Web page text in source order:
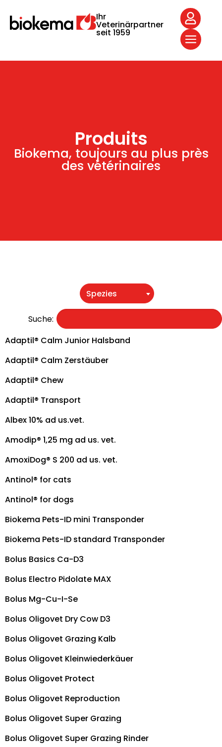
Ihr
Veterinärpartner
seit 1959
Produits
Biokema, toujours au plus près
des vétérinaires
Spezies
Suche:
Adaptil® Calm Junior Halsband
Adaptil® Calm Zerstäuber
Adaptil® Chew
Adaptil® Transport
Albex 10% ad us.vet.
Amodip® 1,25 mg ad us. vet.
AmoxiDog® S 200 ad us. vet.
Antinol® for cats
Antinol® for dogs
Biokema Pets-ID mini Transponder
Biokema Pets-ID standard Transponder
Bolus Basics Ca-D3
Bolus Electro Pidolate MAX
Bolus Mg-Cu-I-Se
Bolus Oligovet Dry Cow D3
Bolus Oligovet Grazing Kalb
Bolus Oligovet Kleinwiederkäuer
Bolus Oligovet Protect
Bolus Oligovet Reproduction
Bolus Oligovet Super Grazing
Bolus Oligovet Super Grazing Rinder